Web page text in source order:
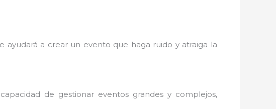
a crear un evento que haga ruido y atraiga la
de gestionar eventos grandes y complejos,